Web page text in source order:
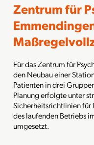
Zentrum für
Für das Zentrum für
den Neubau einer
Patienten in drei
Planung erfolgte unter
Sicherheitsrichtlinien für
des laufenden Betriebs
umgesetzt.